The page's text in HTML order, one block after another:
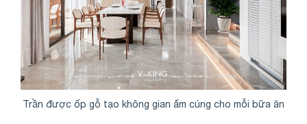
Trần được ốp gỗ tạo không gian ấm cúng cho mỗi bữa ăn